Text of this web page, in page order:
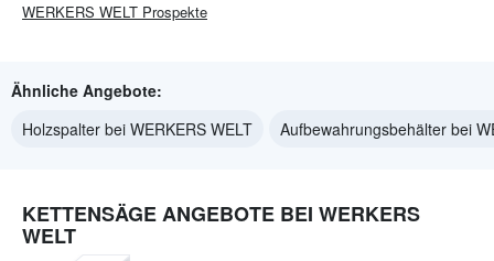
WERKERS WELT Prospekte
Ähnliche Angebote:
Holzspalter bei WERKERS WELT
Aufbewahrungsbehälter bei
KETTENSÄGE ANGEBOTE BEI WERKERS
WELT